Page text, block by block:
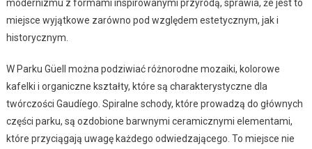
modernizmu z formami inspirowanymi przyrodą, sprawia, że jest to
miejsce wyjątkowe zarówno pod względem estetycznym, jak i
historycznym.
W Parku Güell można podziwiać różnorodne mozaiki, kolorowe
kafelki i organiczne kształty, które są charakterystyczne dla
twórczości Gaudíego. Spiralne schody, które prowadzą do głównych
części parku, są ozdobione barwnymi ceramicznymi elementami,
które przyciągają uwagę każdego odwiedzającego. To miejsce nie